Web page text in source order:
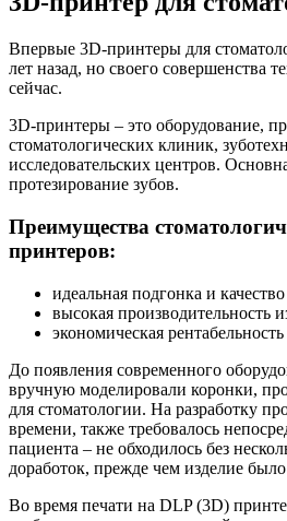
Впервые 3D-принтеры для
лет назад, но своего совершенства
сейчас.
3D-принтеры – это оборудование,
стоматологических клиник,
исследовательских центров.
протезирование зубов.
Преимущества
принтеров:
идеальная подгонка и
высокая производительность
экономическая
До появления современного
вручную моделировали коронки,
для стоматологии. На разработку
времени, также требовалось
пациента – не обходилось без
доработок, прежде чем изделие
Во время печати на DLP (3D)